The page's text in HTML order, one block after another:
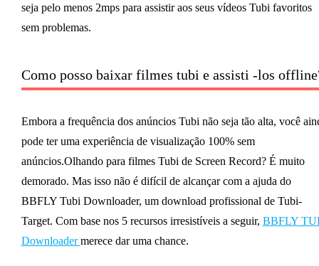
seja pelo menos 2mps para assistir aos seus vídeos Tubi favoritos
sem problemas.
Como posso baixar filmes tubi e assisti -los
Embora a frequência dos anúncios Tubi não seja tão alta, você
pode ter uma experiência de visualização 100% sem
anúncios.Olhando para filmes Tubi de Screen Record? É muito
demorado. Mas isso não é difícil de alcançar com a ajuda do
BBFLY Tubi Downloader, um download profissional de Tubi-
Target. Com base nos 5 recursos irresistíveis a seguir, BBFLY
Downloadermerece dar uma chance.